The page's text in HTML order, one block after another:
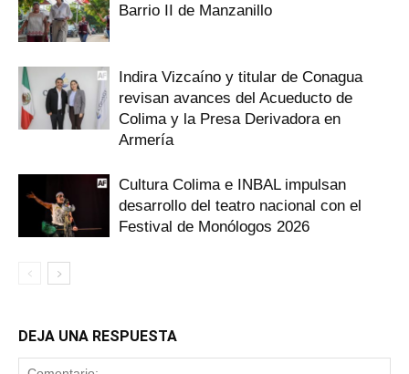
Barrio II de Manzanillo
Indira Vizcaíno y titular de Conagua
revisan avances del Acueducto de
Colima y la Presa Derivadora en
Armería
Cultura Colima e INBAL impulsan
desarrollo del teatro nacional con el
Festival de Monólogos 2026
DEJA UNA RESPUESTA